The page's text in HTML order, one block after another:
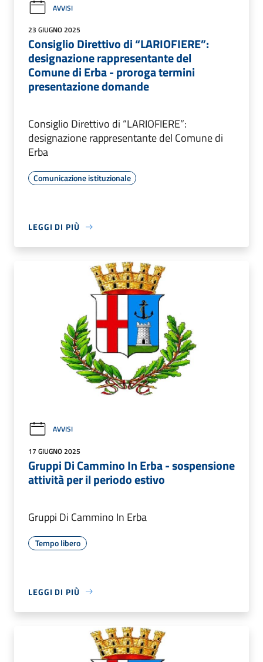
AVVISI
23 GIUGNO 2025
Consiglio Direttivo di “LARIOFIERE”:
designazione rappresentante del
Comune di Erba - proroga termini
presentazione domande
Consiglio Direttivo di “LARIOFIERE”:
designazione rappresentante del Comune di
Erba
Comunicazione istituzionale
LEGGI DI PIÙ
AVVISI
17 GIUGNO 2025
Gruppi Di Cammino In Erba - sospensione
attività per il periodo estivo
Gruppi Di Cammino In Erba
Tempo libero
LEGGI DI PIÙ